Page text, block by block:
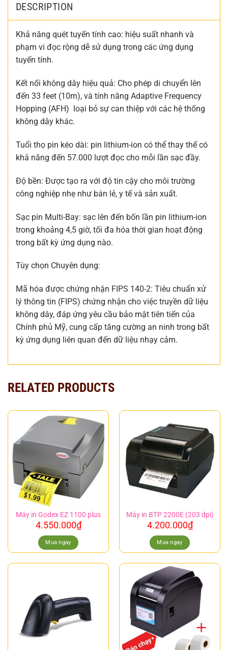
DESCRIPTION
Khả năng quét tuyến tính cao: hiệu suất nhanh và
phạm vi đọc rộng dễ sử dụng trong các ứng dụng
tuyến tính.
Kết nối không dây hiệu quả: Cho phép di chuyển lên
đến 33 feet (10m), và tính năng Adaptive Frequency
Hopping (AFH) loại bỏ sự can thiệp với các hệ thống
không dây khác.
Tuổi thọ pin kéo dài: pin lithium-ion có thể thay thế có
khả năng đến 57.000 lượt đọc cho mỗi lần sạc đầy.
Độ bền: Được tạo ra với độ tin cậy cho môi trường
công nghiệp nhẹ như bán lẻ, y tế và sản xuất.
Sạc pin Multi-Bay: sạc lên đến bốn lần pin lithium-ion
trong khoảng 4,5 giờ, tối đa hóa thời gian hoạt động
trong bất kỳ ứng dụng nào.
Tùy chọn Chuyên dụng:
Mã hóa được chứng nhận FIPS 140-2: Tiêu chuẩn xử
lý thông tin (FIPS) chứng nhận cho việc truyền dữ liệu
không dây, đáp ứng yêu cầu bảo mật tiên tiến của
Chính phủ Mỹ, cung cấp tăng cường an ninh trong bất
kỳ ứng dụng liên quan đến dữ liệu nhạy cảm.
RELATED PRODUCTS
Máy in Godex EZ 1100 plus
4.550.000₫
Mua ngay
Máy in BTP 2200E (203 dpi)
4.200.000₫
Mua ngay